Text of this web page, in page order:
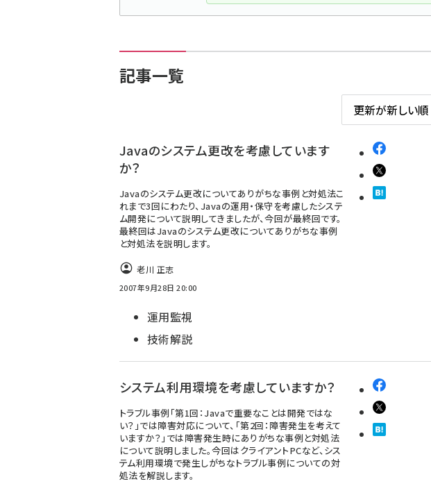
記事一覧
Javaのシステム更改を考慮しています
か？
Javaのシステム更改についてありがちな事例と対処法こ
れまで3回にわたり、Javaの運用・保守を考慮したシステ
ム開発について説明してきましたが、今回が最終回です。
最終回はJavaのシステム更改についてありがちな事例
と対処法を説明します。
老川 正志
2007年9月28日 20:00
運用監視
技術解説
システム利用環境を考慮していますか？
トラブル事例「第1回：Javaで重要なことは開発ではな
い？」では障害対応について、「第2回：障害発生を考えて
いますか？」では障害発生時にありがちな事例と対処法
について説明しました。今回はクライアントPCなど、シス
テム利用環境で発生しがちなトラブル事例についての対
処法を解説します。